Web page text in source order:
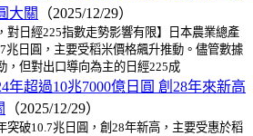
大關
（2025/12/29）
對日經225指數走勢影響有限】日本農業總產
兆日圓，主要受稻米價格飆升推動。儘管數據
，但對出口導向為主的日經225成
年超過10兆7000億日圓 創28年來新高
（2025/12/29）
突破10.7兆日圓，創28年新高，主要受惠於稻